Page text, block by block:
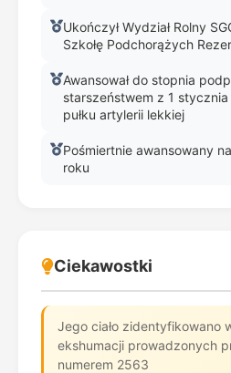
Ukończył Wydział Rolny
Szkołę Podchorążych
Awansował do stopnia
starszeństwem z 1 stycznia
pułku artylerii lekkiej
Pośmiertnie awansowany
roku
Ciekawostki
Jego ciało zidentyfikowano
ekshumacji prowadzonych
numerem 2563